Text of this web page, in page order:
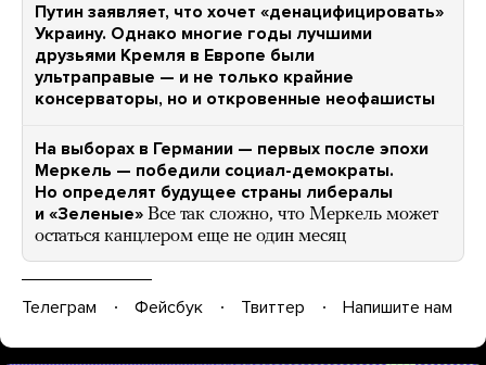
Путин заявляет, что хочет «денацифицировать»
Украину. Однако многие годы лучшими
друзьями Кремля в Европе были
ультраправые — и не только крайние
консерваторы, но и откровенные неофашисты
На выборах в Германии — первых после эпохи
Меркель — победили социал-демократы.
Но определят будущее страны либералы
и «Зеленые» Все так сложно, что Меркель может
остаться канцлером еще не один месяц
Телеграм Фейсбук Твиттер Напишите нам